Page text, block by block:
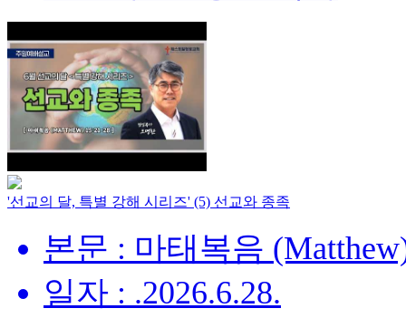
'선교의 달, 특별 강해 시리즈' (5) 선교와 종족
본문 : 마태복음
일자 : .2026.6.28.